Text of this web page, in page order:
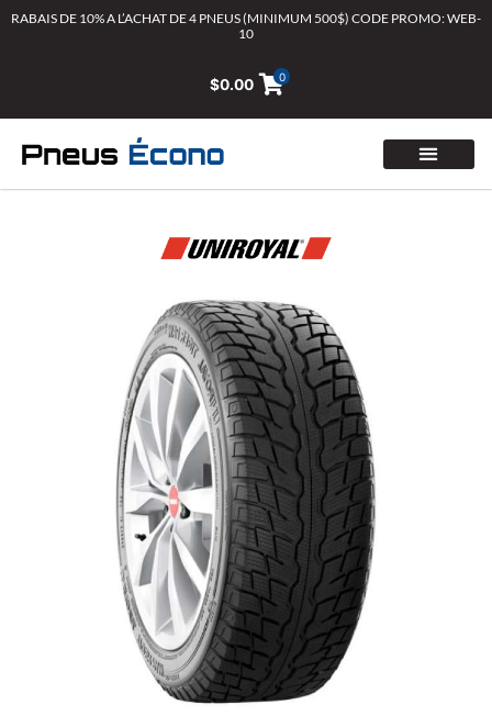
AllerRABAIS DE 10% A L’ACHAT DE 4 PNEUS (MINIMUM 500$) CODE PROMO: WEB-
10
$0.00 0